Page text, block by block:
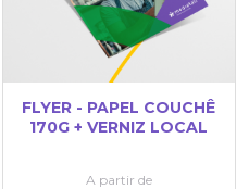
FLYER - PAPEL COUCHÊ
170G + VERNIZ LOCAL
A partir de